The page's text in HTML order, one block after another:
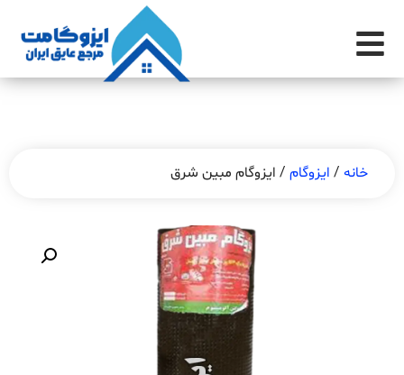
خانه / ایزوگام / ایزوگام مبین شرق